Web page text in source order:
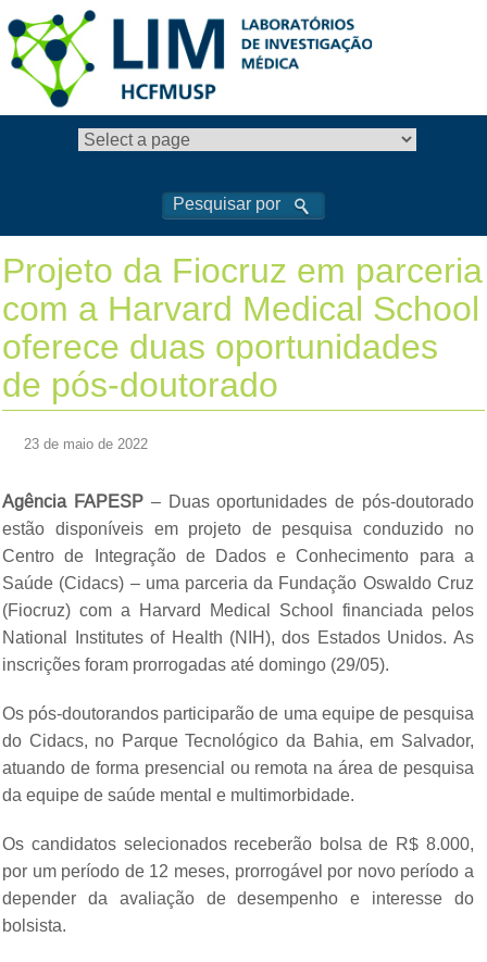
Projeto da Fiocruz em parceria
com a Harvard Medical School
oferece duas oportunidades
de pós-doutorado
23 de maio de 2022
Agência FAPESP – Duas oportunidades de pós-doutorado
estão disponíveis em projeto de pesquisa conduzido no
Centro de Integração de Dados e Conhecimento para a
Saúde (Cidacs) – uma parceria da Fundação Oswaldo Cruz
(Fiocruz) com a Harvard Medical School financiada pelos
National Institutes of Health (NIH), dos Estados Unidos. As
inscrições foram prorrogadas até domingo (29/05).
Os pós-doutorandos participarão de uma equipe de pesquisa
do Cidacs, no Parque Tecnológico da Bahia, em Salvador,
atuando de forma presencial ou remota na área de pesquisa
da equipe de saúde mental e multimorbidade.
Os candidatos selecionados receberão bolsa de R$ 8.000,
por um período de 12 meses, prorrogável por novo período a
depender da avaliação de desempenho e interesse do
bolsista.